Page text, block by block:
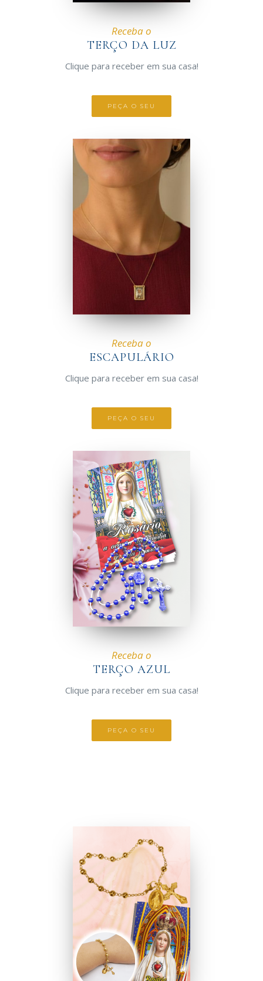
Receba o
TERÇO DA LUZ
Clique para receber em sua casa!
PEÇA O SEU
Receba o
ESCAPULÁRIO
Clique para receber em sua casa!
PEÇA O SEU
Receba o
TERÇO AZUL
Clique para receber em sua casa!
PEÇA O SEU